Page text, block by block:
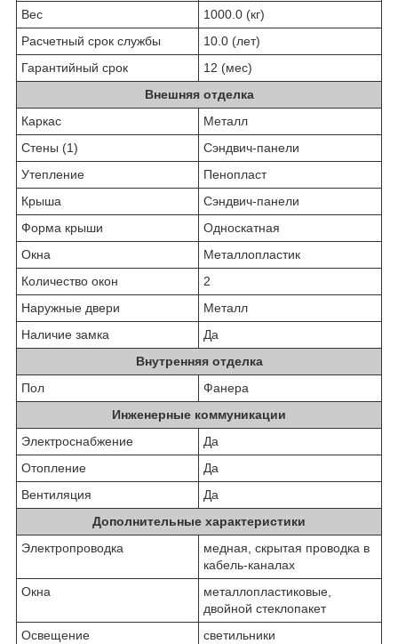
Вес
1000.0 (кг)
Расчетный срок службы
10.0 (лет)
Гарантийный срок
12 (мес)
Внешняя отделка
Каркас
Металл
Стены (1)
Сэндвич-панели
Утепление
Пенопласт
Крыша
Сэндвич-панели
Форма крыши
Односкатная
Окна
Металлопластик
Количество окон
2
Наружные двери
Металл
Наличие замка
Да
Внутренняя отделка
Пол
Фанера
Инженерные коммуникации
Электроснабжение
Да
Отопление
Да
Вентиляция
Да
Дополнительные характеристики
Электропроводка
медная, скрытая проводка в
кабель-каналах
Окна
металлопластиковые,
двойной стеклопакет
Освещение
светильники